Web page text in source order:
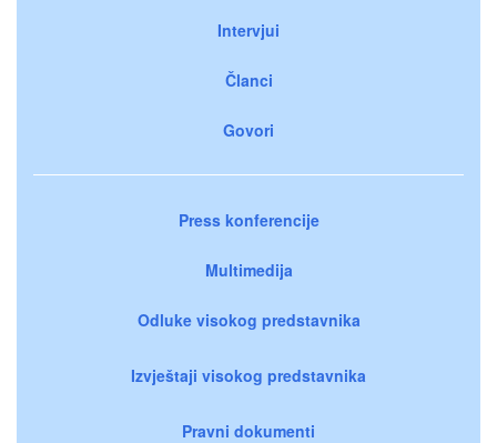
Intervjui
Članci
Govori
Press konferencije
Multimedija
Odluke visokog predstavnika
Izvještaji visokog predstavnika
Pravni dokumenti